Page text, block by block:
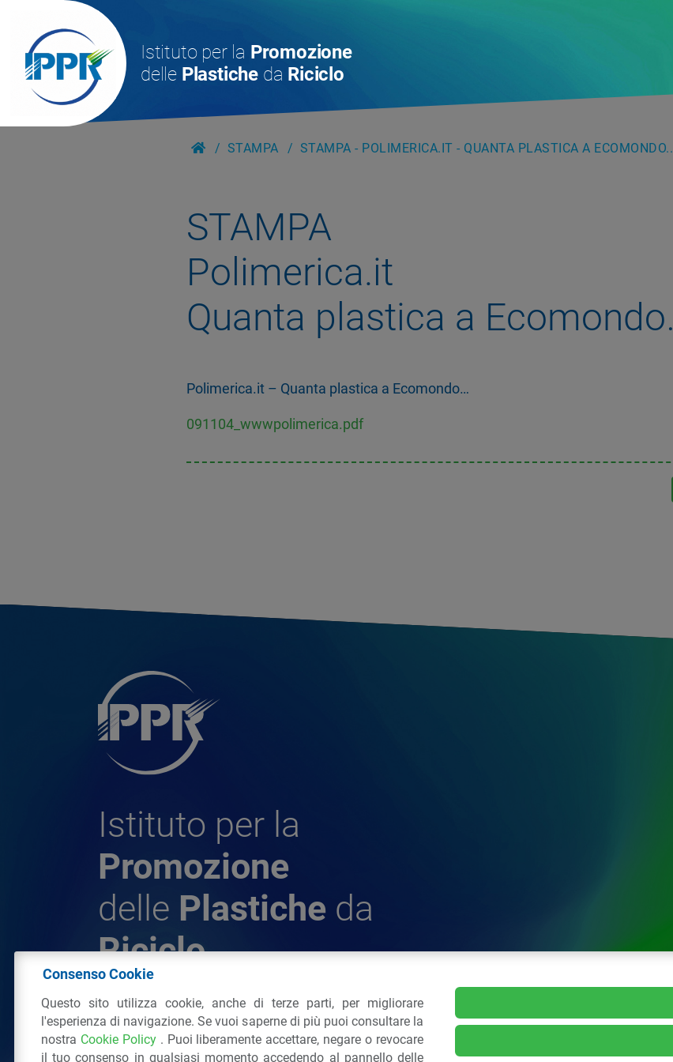
Istituto per la Promozione
delle Plastiche da Riciclo
STAMPA STAMPA - POLIMERICA.IT - QUANTA PLASTICA A
STAMPA
Polimerica.it
Quanta plastica a
Polimerica.it – Quanta plastica a Ecomondo…
091104_wwwpolimerica.pdf
Istituto per la
Promozione
delle Plastiche da
Riciclo
© 2026 - IPPR Istituto per la Promozione delle Plastiche
da Riciclo
C.F. 97381090154
Consenso Cookie
Questo sito utilizza cookie, anche di terze parti, per migliorare
l'esperienza di navigazione. Se vuoi saperne di più puoi consultare la
nostra Cookie Policy . Puoi liberamente accettare, negare o revocare
il tuo consenso in qualsiasi momento accedendo al pannello delle